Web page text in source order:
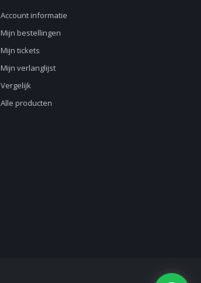
Account informatie
Mijn bestellingen
Mijn tickets
Mijn verlanglijst
Vergelijk
Alle producten